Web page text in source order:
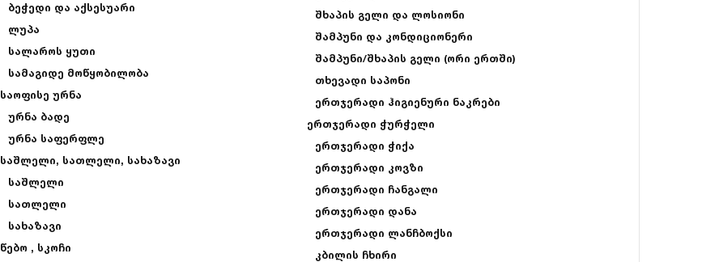
ბეჭედი და აქსესუარი
ლუპა
სალაროს ყუთი
სამაგიდე მოწყობილობა
საოფისე ურნა
ურნა ბადე
ურნა საფერფლე
საშლელი, სათლელი, სახაზავი
საშლელი
სათლელი
სახაზავი
წებო , სკოჩი
შხაპის გელი და ლოსიონი
შამპუნი და კონდიციონერი
შამპუნი/შხაპის გელი (ორი ერთში)
თხევადი საპონი
ერთჯერადი ჰიგიენური ნაკრები
ერთჯერადი ჭურჭელი
ერთჯერადი ჭიქა
ერთჯერადი კოვზი
ერთჯერადი ჩანგალი
ერთჯერადი დანა
ერთჯერადი ლანჩბოქსი
კბილის ჩხირი